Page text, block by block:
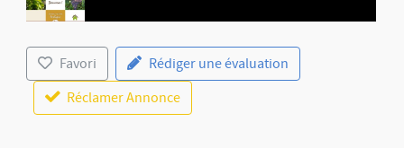
Favori
Rédiger une évaluation
Réclamer Annonce